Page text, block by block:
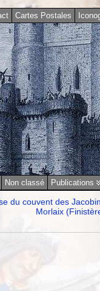
Cartes Postales
Non classé Publications
du couvent des
Morlaix